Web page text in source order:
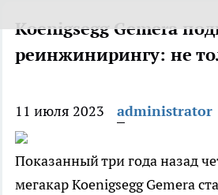
Koenigsegg Gemera
реинжинирингу: не
11 июля 2023 administrator
Показанный три года назад
мегакар Koenigsegg Gemera